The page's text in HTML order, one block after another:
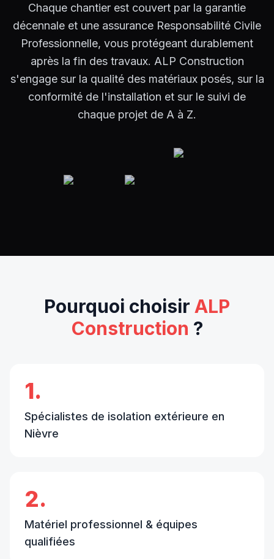
Chaque chantier est couvert par la garantie
décennale et une assurance Responsabilité Civile
Professionnelle, vous protégeant durablement
après la fin des travaux. ALP Construction
s'engage sur la qualité des matériaux posés, sur la
conformité de l'installation et sur le suivi de
chaque projet de A à Z.
Pourquoi choisir ALP
Construction ?
1.
Spécialistes de isolation extérieure en
Nièvre
2.
Matériel professionnel & équipes
qualifiées